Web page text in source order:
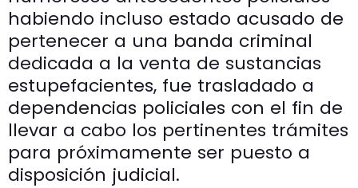
habiendo incluso estado acusado de
pertenecer a una banda criminal
dedicada a la venta de sustancias
estupefacientes, fue trasladado a
dependencias policiales con el fin de
llevar a cabo los pertinentes trámites
para próximamente ser puesto a
disposición judicial.